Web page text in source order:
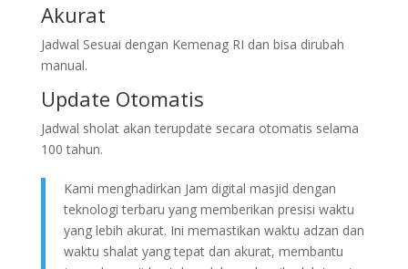
Akurat
Jadwal Sesuai dengan Kemenag RI dan bisa dirubah
manual.
Update Otomatis
Jadwal sholat akan terupdate secara otomatis selama
100 tahun.
Kami menghadirkan Jam digital masjid dengan
teknologi terbaru yang memberikan presisi waktu
yang lebih akurat. Ini memastikan waktu adzan dan
waktu shalat yang tepat dan akurat, membantu